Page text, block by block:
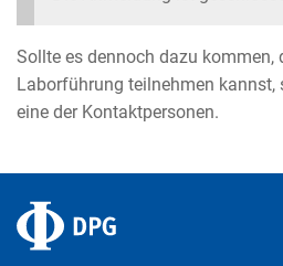
Sollte es dennoch dazu kommen,
Laborführung teilnehmen kannst,
eine der Kontaktpersonen.